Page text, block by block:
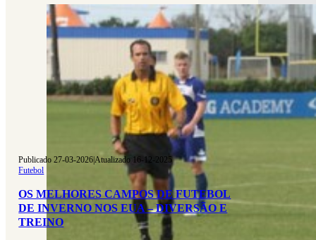
Publicado 27-03-2026|Atualizado 16-12-2025
Futebol
OS MELHORES CAMPOS DE FUTEBOL
DE INVERNO NOS EUA – DIVERSÃO E
TREINO